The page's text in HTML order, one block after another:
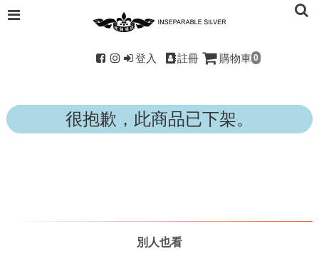
登入 註冊 購物車 0
很抱歉，此商品已下架。
別人也看